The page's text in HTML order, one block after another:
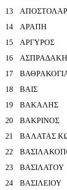
13
14
ΑΡΑΠΗ
15
ΑΡΓΥΡΟΣ
16
ΑΣΠΡΑΔΑΚΗ
17
18
ΒΑΙΣ
19
ΒΑΚΑΛΗΣ
20
ΒΑΚΡΙΝΟΣ
21
ΒΑΛΑΤΑΣ
22
23
ΒΑΣΙΛΑΤΟΥ
24
ΒΑΣΙΛΕΙΟΥ